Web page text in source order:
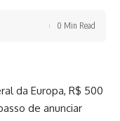
0 Min Read